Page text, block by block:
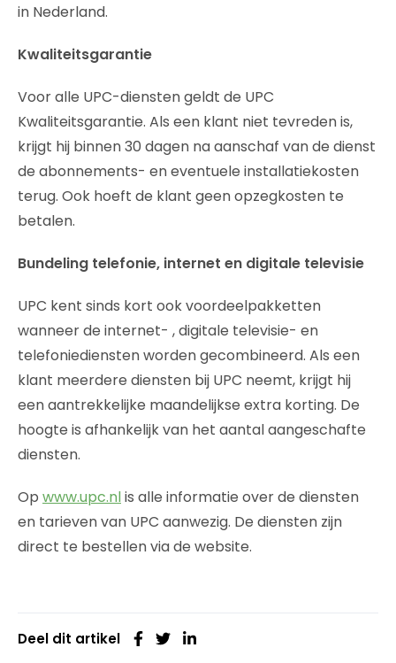
in Nederland.
Kwaliteitsgarantie
Voor alle UPC-diensten geldt de UPC
Kwaliteitsgarantie. Als een klant niet tevreden is,
krijgt hij binnen 30 dagen na aanschaf van de dienst
de abonnements- en eventuele installatiekosten
terug. Ook hoeft de klant geen opzegkosten te
betalen.
Bundeling telefonie, internet en digitale televisie
UPC kent sinds kort ook voordeelpakketten
wanneer de internet- , digitale televisie- en
telefoniediensten worden gecombineerd. Als een
klant meerdere diensten bij UPC neemt, krijgt hij
een aantrekkelijke maandelijkse extra korting. De
hoogte is afhankelijk van het aantal aangeschafte
diensten.
Op www.upc.nlis alle informatie over de diensten
en tarieven van UPC aanwezig. De diensten zijn
direct te bestellen via de website.
Deel dit artikel